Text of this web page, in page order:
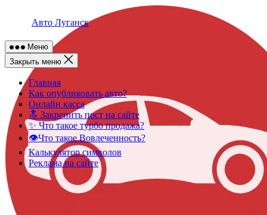
Авто Луганск
Меню
Закрыть меню
Главная
Как опубликовать авто?
Онлайн касса
🔝 Закрепить пост на сайте
✨ Что такое турбо продажа?
👁️Что такое Вовлеченность?
Калькулятор символов
Реклама на сайте